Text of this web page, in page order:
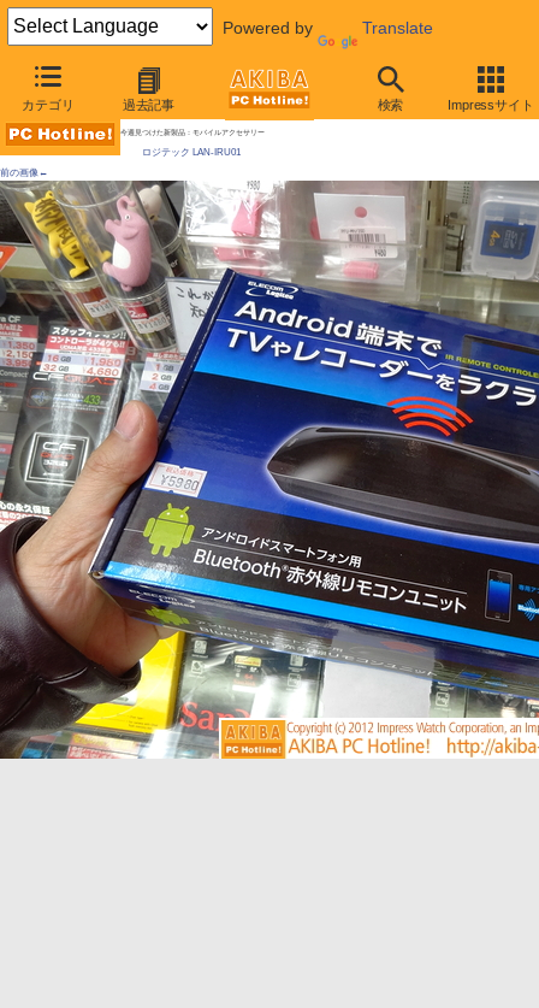
Powered by Translate
カテゴリ 過去記事 検索 Impressサイト
AKIBA PC Hotline!
[拡大画像]スマホをTVリモコンにするBluetooth - 赤外線変換アダプタ発売、6千円
今週見つけた新製品：モバイルアクセサリー
ロジテック LAN-IRU01
前の画像←